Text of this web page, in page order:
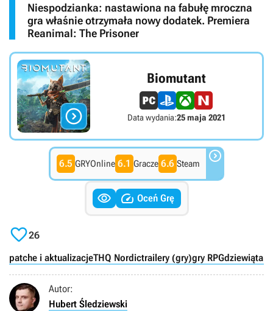
Niespodzianka: nastawiona na fabułę mroczna
gra właśnie otrzymała nowy dodatek. Premiera
Reanimal: The Prisoner

Biomutant
Data wydania:25 maja 2021
6.5 GRYOnline 6.1 Gracze 6.6 Steam 
  Oceń Grę
26
patche i aktualizacjeTHQ Nordictrailery (gry)gry RPGdziewiąta
Autor:
Hubert Śledziewski